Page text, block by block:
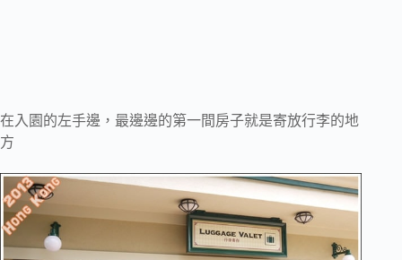
在入園的左手邊，最邊邊的第一間房子就是寄放行李的地
方